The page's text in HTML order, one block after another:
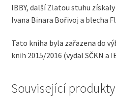
IBBY, další Zlatou stuhu
Ivana Binara Bořivoj a blecha
Tato kniha byla zařazena do
knih 2015/2016 (vydal SČKN a
Související produkty